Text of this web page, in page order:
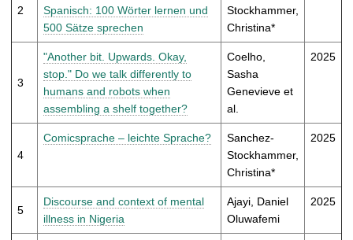
2
Spanisch: 100 Wörter lernen und
500 Sätze sprechen
Stockhammer,
Christina*
3
"Another bit. Upwards. Okay,
stop." Do we talk differently to
humans and robots when
assembling a shelf together?
Coelho,
Sasha
Genevieve et
al.
2025
4
Comicsprache – leichte Sprache?
Sanchez-
Stockhammer,
Christina*
2025
5
Discourse and context of mental
illness in Nigeria
Ajayi, Daniel
Oluwafemi
2025